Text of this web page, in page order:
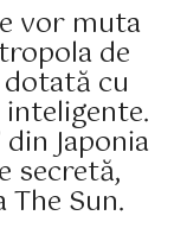
vor muta
de
cu
Japonia
secretă,
Sun.